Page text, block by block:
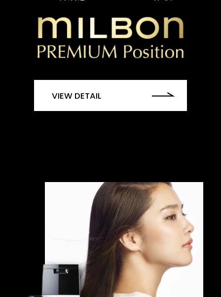
VIEW DETAIL